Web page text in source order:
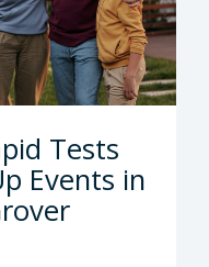
Tests
Events in